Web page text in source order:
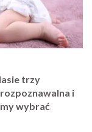
trzy
i
wybrać